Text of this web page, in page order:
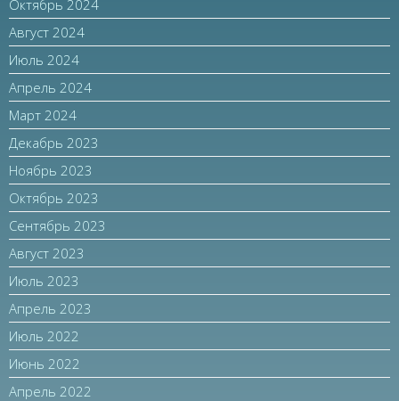
Октябрь 2024
Август 2024
Июль 2024
Апрель 2024
Март 2024
Декабрь 2023
Ноябрь 2023
Октябрь 2023
Сентябрь 2023
Август 2023
Июль 2023
Апрель 2023
Июль 2022
Июнь 2022
Апрель 2022